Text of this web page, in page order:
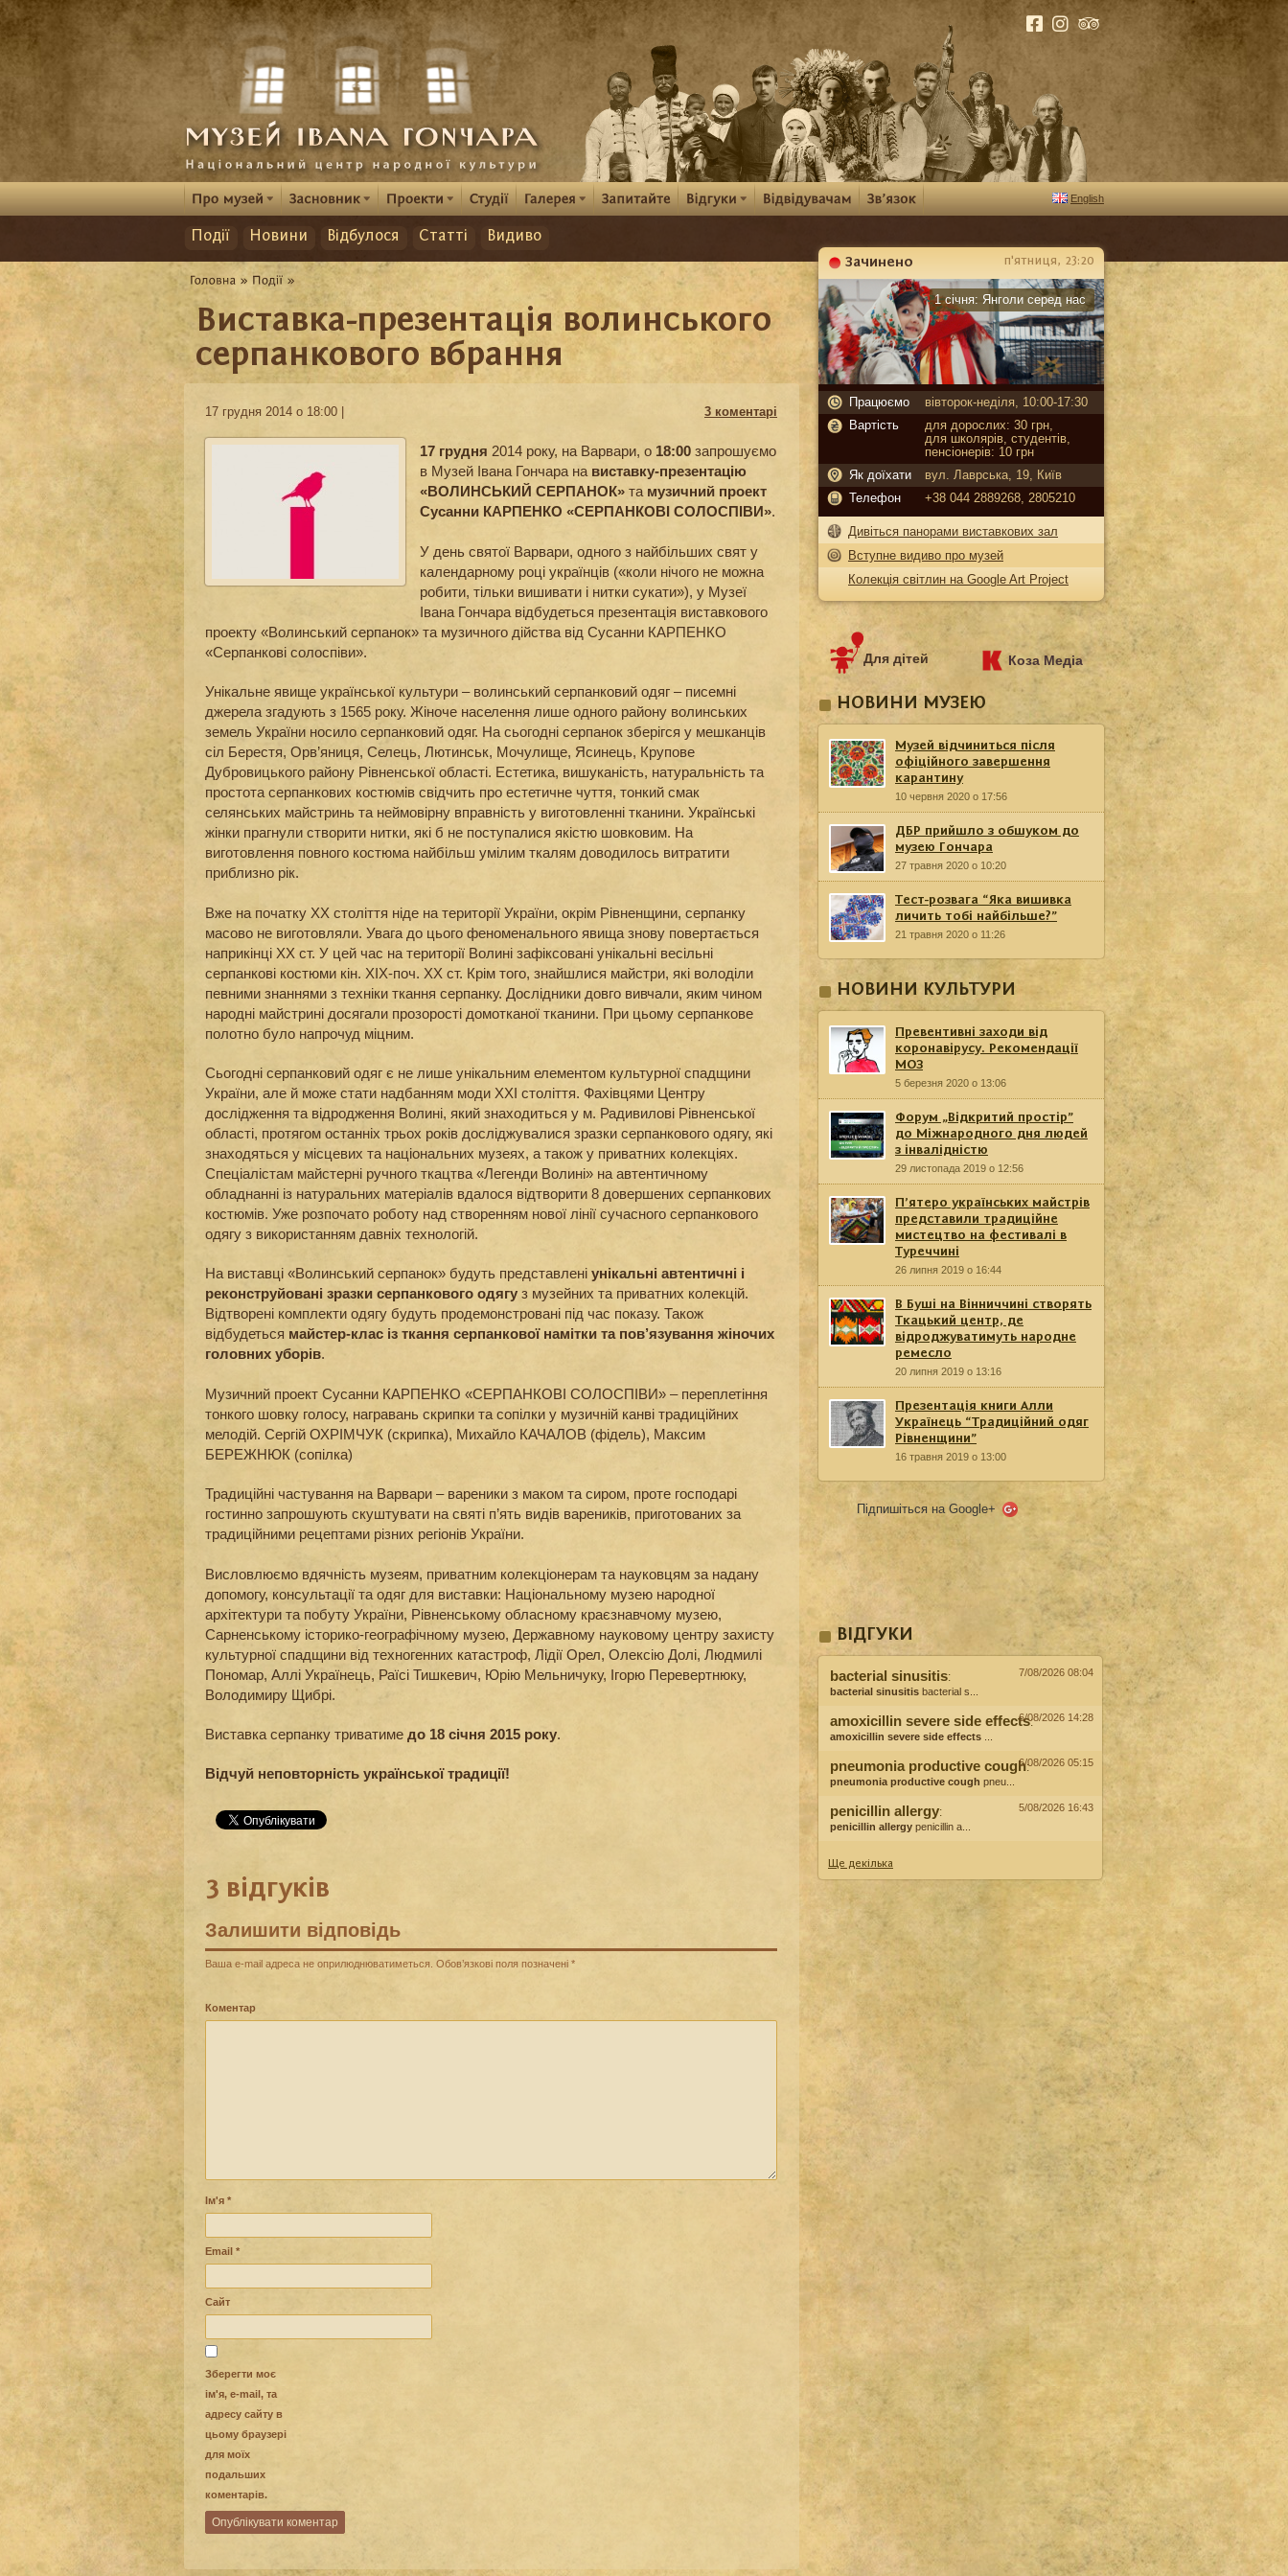
English
Події Новини Відбулося Статті Видиво
Виставка-презентація волинського
серпанкового вбрання
17 грудня 2014 о 18:00 | 3 коментарі
17 грудня 2014 року, на Варвари, о 18:00 запрошуємо
в Музей Івана Гончара на виставку-презентацію
«ВОЛИНСЬКИЙ СЕРПАНОК» та музичний проект
Сусанни КАРПЕНКО «СЕРПАНКОВІ СОЛОСПІВИ».
У день святої Варвари, одного з найбільших свят у
календарному році українців («коли нічого не можна
робити, тільки вишивати і нитки сукати»), у Музеї
Івана Гончара відбудеться презентація виставкового
проекту «Волинський серпанок» та музичного дійства від Сусанни КАРПЕНКО
«Серпанкові солоспіви».
Унікальне явище української культури – волинський серпанковий одяг – писемні
джерела згадують з 1565 року. Жіноче населення лише одного району волинських
земель України носило серпанковий одяг. На сьогодні серпанок зберігся у мешканців
сіл Берестя, Орв’яниця, Селець, Лютинськ, Мочулище, Ясинець, Крупове
Дубровицького району Рівненської області. Естетика, вишуканість, натуральність та
простота серпанкових костюмів свідчить про естетичне чуття, тонкий смак
селянських майстринь та неймовірну вправність у виготовленні тканини. Українські
жінки прагнули створити нитки, які б не поступалися якістю шовковим. На
виготовлення повного костюма найбільш умілим ткалям доводилось витратити
приблизно рік.
Вже на початку ХХ століття ніде на території України, окрім Рівненщини, серпанку
масово не виготовляли. Увага до цього феноменального явища знову повертається
наприкінці ХХ ст. У цей час на території Волині зафіксовані унікальні весільні
серпанкові костюми кін. ХІХ-поч. ХХ ст. Крім того, знайшлися майстри, які володіли
певними знаннями з техніки ткання серпанку. Дослідники довго вивчали, яким чином
народні майстрині досягали прозорості домотканої тканини. При цьому серпанкове
полотно було напрочуд міцним.
Сьогодні серпанковий одяг є не лише унікальним елементом культурної спадщини
України, але й може стати надбанням моди ХХІ століття. Фахівцями Центру
дослідження та відродження Волині, який знаходиться у м. Радивилові Рівненської
області, протягом останніх трьох років досліджувалися зразки серпанкового одягу, які
знаходяться у місцевих та національних музеях, а також у приватних колекціях.
Спеціалістам майстерні ручного ткацтва «Легенди Волині» на автентичному
обладнанні із натуральних матеріалів вдалося відтворити 8 довершених серпанкових
костюмів. Уже розпочато роботу над створенням нової лінії сучасного серпанкового
одягу з використанням давніх технологій.
На виставці «Волинський серпанок» будуть представлені унікальні автентичні і
реконструйовані зразки серпанкового одягу з музейних та приватних колекцій.
Відтворені комплекти одягу будуть продемонстровані під час показу. Також
відбудеться майстер-клас із ткання серпанкової намітки та пов’язування жіночих
головних уборів.
Музичний проект Сусанни КАРПЕНКО «СЕРПАНКОВІ СОЛОСПІВИ» – переплетіння
тонкого шовку голосу, награвань скрипки та сопілки у музичній канві традиційних
мелодій. Сергій ОХРІМЧУК (скрипка), Михайло КАЧАЛОВ (фідель), Максим
БЕРЕЖНЮК (сопілка)
Традиційні частування на Варвари – вареники з маком та сиром, проте господарі
гостинно запрошують скуштувати на святі п’ять видів вареників, приготованих за
традиційними рецептами різних регіонів України.
Висловлюємо вдячність музеям, приватним колекціонерам та науковцям за надану
допомогу, консультації та одяг для виставки: Національному музею народної
архітектури та побуту України, Рівненському обласному краєзнавчому музею,
Сарненському історико-географічному музею, Державному науковому центру захисту
культурної спадщини від техногенних катастроф, Лідії Орел, Олексію Долі, Людмилі
Пономар, Аллі Українець, Раїсі Тишкевич, Юрію Мельничуку, Ігорю Перевертнюку,
Володимиру Щибрі.
Виставка серпанку триватиме до 18 січня 2015 року.
Відчуй неповторність української традиції!
3 відгуків
Залишити відповідь
Ваша e-mail адреса не оприлюднюватиметься. Обов’язкові поля позначені *
Коментар
Ім'я *
Email *
Сайт
Зберегти моє
ім'я, e-mail, та
адресу сайту в
цьому браузері
для моїх
подальших
коментарів.
Зачинено
Карантин
п'ятниця, 23:20
1 січня: Янголи серед нас
Працюємо
вівторок-неділя, 10:00-17:30
Вартість
для дорослих: 30 грн,
для школярів, студентів,
пенсіонерів: 10 грн
Як доїхати
вул. Лаврська, 19, Київ
Телефон
+38 044 2889268, 2805210
Дивіться панорами виставкових зал
Вступне видиво про музей
Колекція світлин на Google Art Project
Для дітей Коза Медіа
НОВИНИ МУЗЕЮ
Музей відчиниться після
офіційного завершення
карантину
10 червня 2020 о 17:56
ДБР прийшло з обшуком до
музею Гончара
27 травня 2020 о 10:20
Тест-розвага “Яка вишивка
личить тобі найбільше?”
21 травня 2020 о 11:26
НОВИНИ КУЛЬТУРИ
Превентивні заходи від
коронавірусу. Рекомендації
МОЗ
5 березня 2020 о 13:06
Форум „Відкритий простір”
до Міжнародного дня людей
з інвалідністю
29 листопада 2019 о 12:56
П’ятеро українських майстрів
представили традиційне
мистецтво на фестивалі в
Туреччині
26 липня 2019 о 16:44
В Буші на Вінниччині створять
Ткацький центр, де
відроджуватимуть народне
ремесло
20 липня 2019 о 13:16
Презентація книги Алли
Українець “Традиційний одяг
Рівненщини”
16 травня 2019 о 13:00
Підпишіться на Google+
ВІДГУКИ
bacterial sinusitis:
bacterial sinusitis bacterial s...
7/08/2026 08:04
amoxicillin severe side effects:
amoxicillin severe side effects
6/08/2026 14:28
pneumonia productive cough:
pneumonia productive cough pneu...
6/08/2026 05:15
penicillin allergy:
penicillin allergy penicillin a...
5/08/2026 16:43
Ще декілька